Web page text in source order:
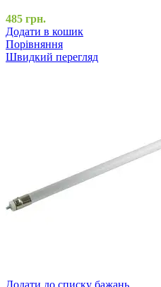
485 грн.
Додати в кошик
Порівняння
Швидкий перегляд
Додати до списку бажань